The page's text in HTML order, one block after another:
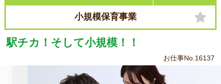
小規模保育事業
駅チカ！そして小規模！！
お仕事No.16137